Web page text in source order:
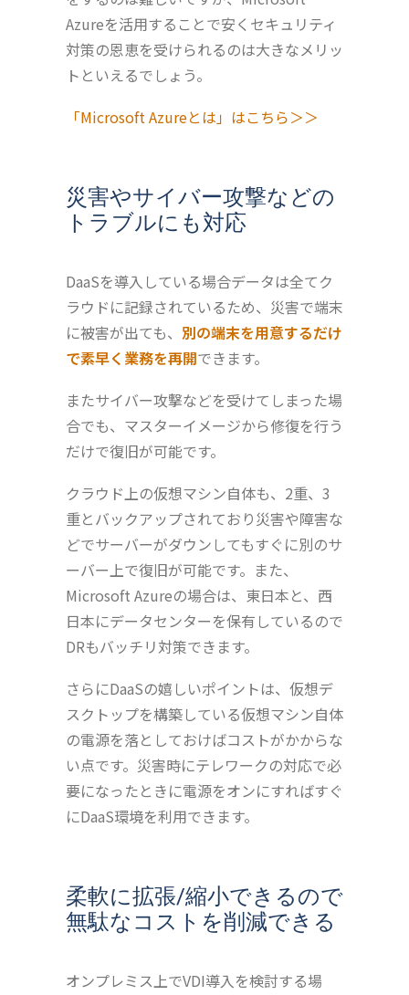
Azureを活用することで安くセキュリティ
対策の恩恵を受けられるのは大きなメリッ
トといえるでしょう。
「Microsoft Azureとは」はこちら＞＞
災害やサイバー攻撃などの
トラブルにも対応
DaaSを導入している場合データは全てク
ラウドに記録されているため、災害で端末
に被害が出ても、 別の端末を用意するだけ
で素早く業務を再開できます。
またサイバー攻撃などを受けてしまった場
合でも、マスターイメージから修復を行う
だけで復旧が可能です。
クラウド上の仮想マシン自体も、2重、3
重とバックアップされており災害や障害な
どでサーバーがダウンしてもすぐに別のサ
ーバー上で復旧が可能です。また、
Microsoft Azureの場合は、東日本と、西
日本にデータセンターを保有しているので
DRもバッチリ対策できます。
さらにDaaSの嬉しいポイントは、仮想デ
スクトップを構築している仮想マシン自体
の電源を落としておけばコストがかからな
い点です。災害時にテレワークの対応で必
要になったときに電源をオンにすればすぐ
にDaaS環境を利用できます。
柔軟に拡張/縮小できるので
無駄なコストを削減できる
オンプレミス上でVDI導入を検討する場